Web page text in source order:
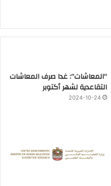
“المعاشات”: غدا صرف المعاشات
التقاعدية لشهر أكتوبر
2024-10-24